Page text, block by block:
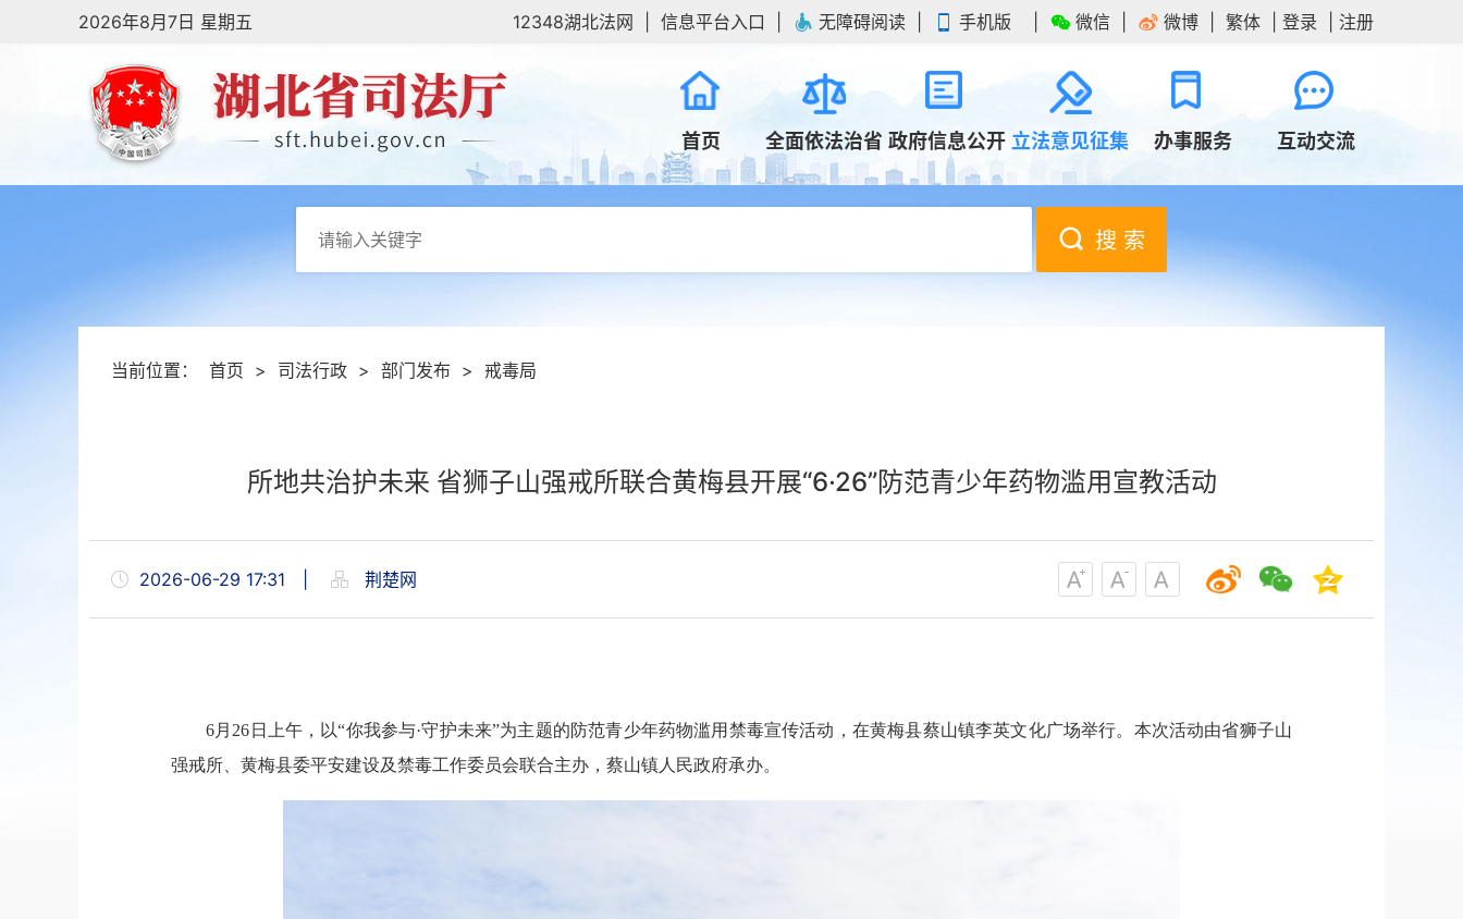
2026年8月7日 星期五 12348湖北法网 信息平台入口 无障碍阅读 手机版 微信 微博 繁体 登录 注册
首页 全面依法治省 政府信息公开 立法意见征集 办事服务 互动交流
搜 索
当前位置： 首页 > 司法行政 > 部门发布 > 戒毒局
所地共治护未来 省狮子山强戒所联合黄梅县开展“6·26”防范青少年药物滥用宣教活动
2026-06-29 17:31 荆楚网
6月26日上午，以“你我参与·守护未来”为主题的防范青少年药物滥用禁毒宣传活动，在黄梅县蔡山镇李英文化广场举行。本次活动由省狮子山
强戒所、黄梅县委平安建设及禁毒工作委员会联合主办，蔡山镇人民政府承办。